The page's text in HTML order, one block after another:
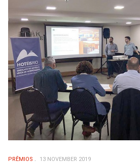
PRÊMIOS 13 NOVEMBER 2019